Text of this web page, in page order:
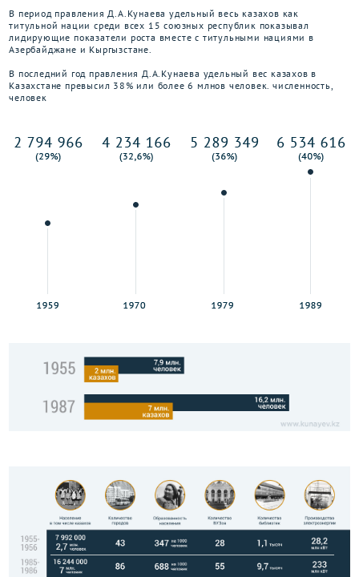
В период правления Д.А.Кунаева удельный весь казахов как
титульной нации среди всех 15 союзных республик показывал
лидирующие показатели роста вместе с титульными нациями в
Азербайджане и Кыргызстане.
В последний год правления Д.А.Кунаева удельный вес казахов в
Казахстане превысил 38% или более 6 млнов человек. численность,
человек